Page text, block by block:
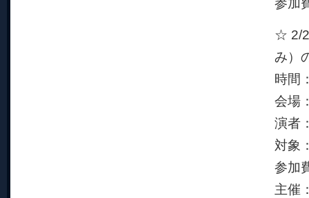
参加
☆ 2/
み）
時間
会場
演者
対象
参加
主催